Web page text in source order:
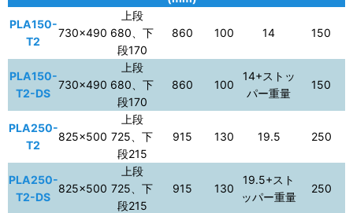
PLA150-
T2
730×490
上段
680、下
段170
860 100 14 150
PLA150-
T2-DS
730×490
上段
680、下
段170
860 100
14+ストッ
パー重量
150
PLA250-
T2
825×500
上段
725、下
段215
915 130 19.5 250
PLA250-
T2-DS
825×500
上段
725、下
段215
915 130
19.5+スト
ッパー重量
250